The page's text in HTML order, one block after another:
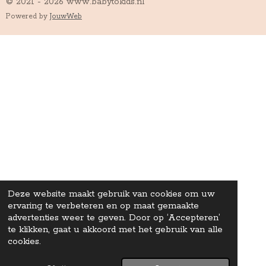
Deze website maakt gebruik van cookies om uw
ervaring te verbeteren en op maat gemaakte
advertenties weer te geven. Door op ‘Accepteren’
te klikken, gaat u akkoord met het gebruik van alle
cookies.
Powered by JouwWeb